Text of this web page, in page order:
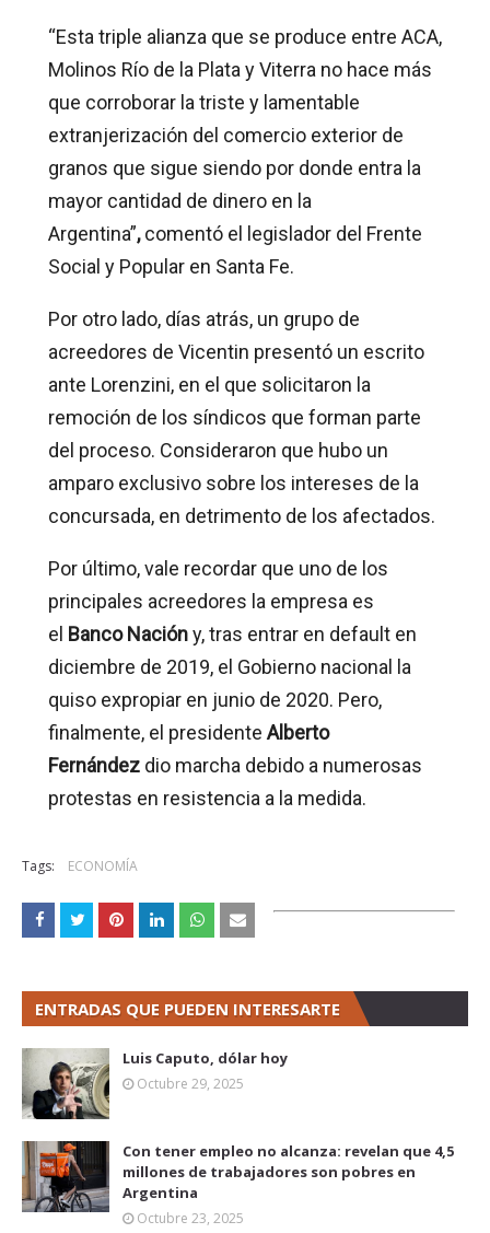
“Esta triple alianza que se produce entre ACA,
Molinos Río de la Plata y Viterra no hace más
que corroborar la triste y lamentable
extranjerización del comercio exterior de
granos que sigue siendo por donde entra la
mayor cantidad de dinero en la
Argentina”,comentó el legislador del Frente
Social y Popular en Santa Fe.
Por otro lado, días atrás, un grupo de
acreedores de Vicentin presentó un escrito
ante Lorenzini, en el que solicitaron la
remoción de los síndicos que forman parte
del proceso. Consideraron que hubo un
amparo exclusivo sobre los intereses de la
concursada, en detrimento de los afectados.
Por último, vale recordar que uno de los
principales acreedores la empresa es
el Banco Nacióny, tras entrar en default en
diciembre de 2019, el Gobierno nacional la
quiso expropiar en junio de 2020. Pero,
finalmente, el presidente Alberto
Fernández dio marcha debido a numerosas
protestas en resistencia a la medida.
Tags: ECONOMÍA
ENTRADAS QUE PUEDEN INTERESARTE
Luis Caputo, dólar hoy
Octubre 29, 2025
Con tener empleo no alcanza: revelan que 4,5
millones de trabajadores son pobres en
Argentina
Octubre 23, 2025